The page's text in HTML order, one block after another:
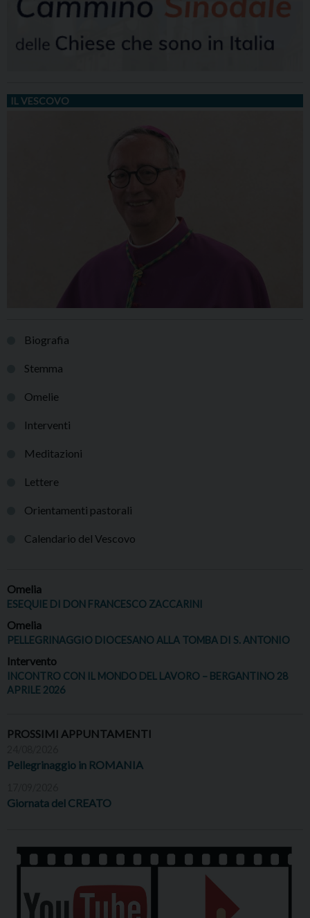
IL VESCOVO
Biografia
Stemma
Omelie
Interventi
Meditazioni
Lettere
Orientamenti pastorali
Calendario del Vescovo
Omelia
ESEQUIE DI DON FRANCESCO ZACCARINI
Omelia
PELLEGRINAGGIO DIOCESANO ALLA TOMBA DI S. ANTONIO
Intervento
INCONTRO CON IL MONDO DEL LAVORO – BERGANTINO 28
APRILE 2026
PROSSIMI APPUNTAMENTI
Pellegrinaggio in ROMANIA
Giornata del CREATO